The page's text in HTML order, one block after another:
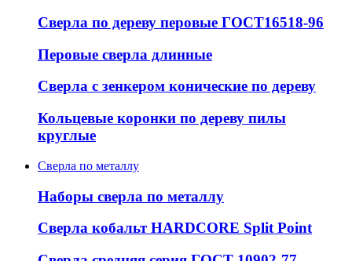
Сверла по дереву перовые ГОСТ16518-96
Перовые сверла длинные
Сверла с зенкером конические по дереву
Кольцевые коронки по дереву пилы
круглые
Сверла по металлу
Наборы сверла по металлу
Сверла кобальт HARDCORE Split Point